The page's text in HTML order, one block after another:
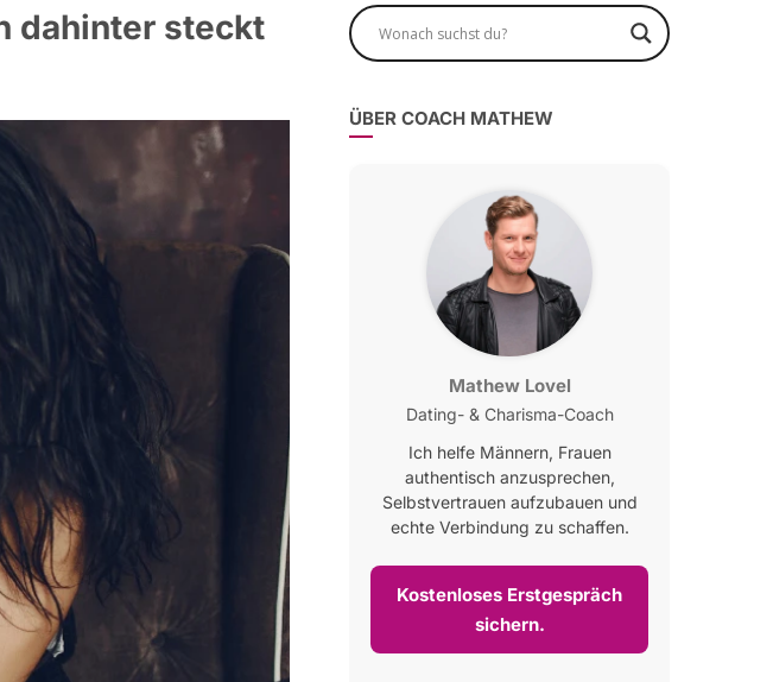
dahinter steckt
ÜBER COACH MATHEW
Mathew Lovel
Dating- & Charisma-Coach
Ich helfe Männern, Frauen
authentisch anzusprechen,
Selbstvertrauen aufzubauen und
echte Verbindung zu schaffen.
Kostenloses Erstgespräch
sichern.